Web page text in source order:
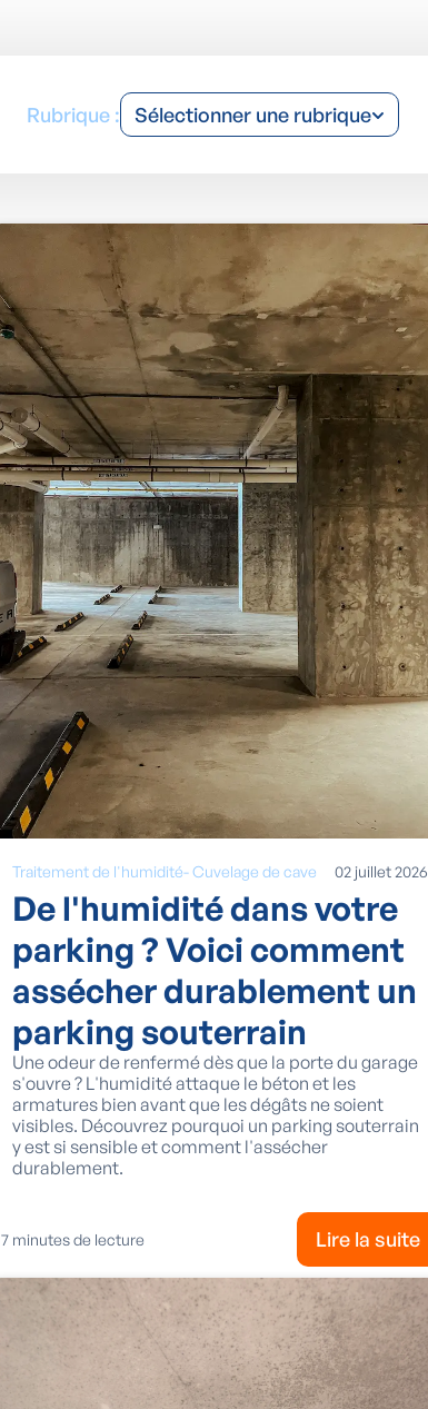
Rubrique : Sélectionner une rubrique
Traitement de l'humidité-Cuvelage de cave 02 juillet2026
De l'humidité dans votre
parking ? Voici comment
assécher durablement un
parking souterrain
Une odeur de renfermé dès que la porte du garage
s'ouvre ? L'humidité attaque le béton et les
armatures bien avant que les dégâts ne soient
visibles. Découvrez pourquoi un parking souterrain
y est si sensible et comment l'assécher
durablement.
7minutes de lecture Lire la suite